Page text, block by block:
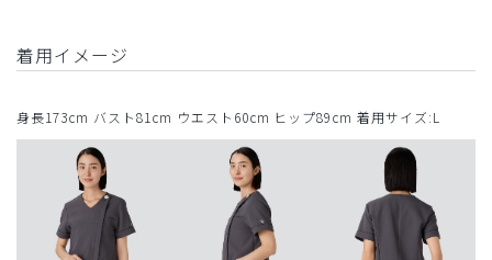
着用イメージ
身長173cm バスト81cm ウエスト60cm ヒップ89cm 着用サイズ:L